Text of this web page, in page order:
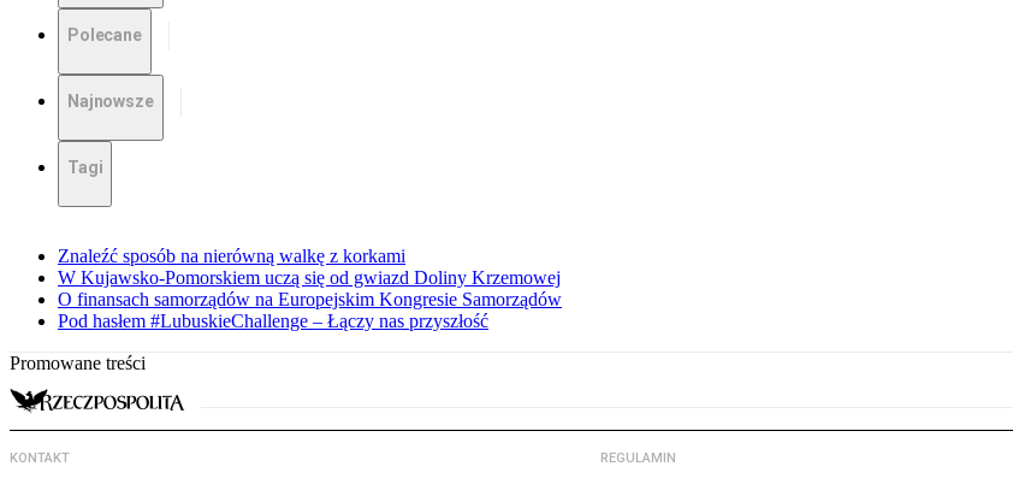
Polecane
Najnowsze
Tagi
Znaleźć sposób na nierówną walkę z korkami
W Kujawsko-Pomorskiem uczą się od gwiazd Doliny Krzemowej
O finansach samorządów na Europejskim Kongresie Samorządów
Pod hasłem #LubuskieChallenge – Łączy nas przyszłość
Promowane treści
KONTAKT REGULAMIN